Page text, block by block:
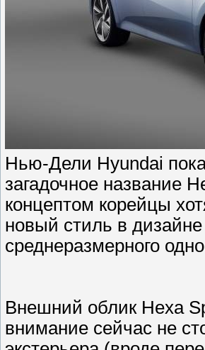
Нью-Дели Hyundai
загадочное название
концептом корейцы
новый стиль в
среднеразмерного
Внешний облик Hexa
внимание сейчас не